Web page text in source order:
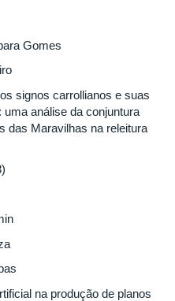
Gomes
signos carrollianos e suas
análise da conjuntura
das Maravilhas na releitura
na produção de planos